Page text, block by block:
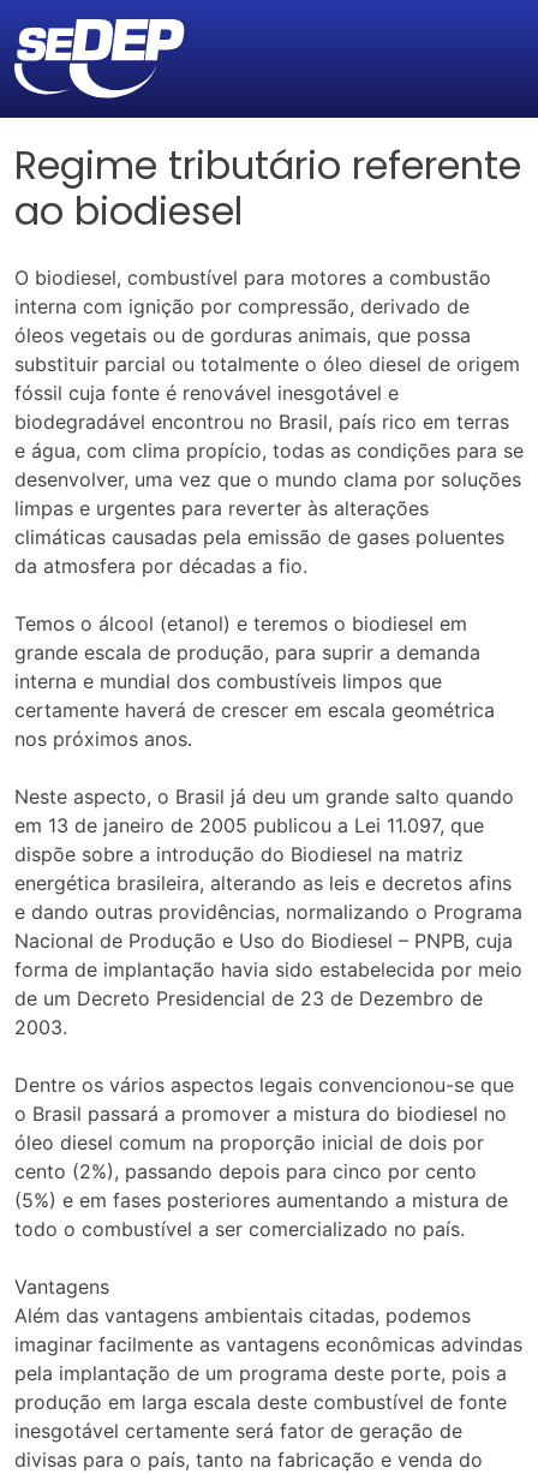
Regime tributário referente
ao biodiesel
O biodiesel, combustível para motores a combustão
interna com ignição por compressão, derivado de
óleos vegetais ou de gorduras animais, que possa
substituir parcial ou totalmente o óleo diesel de origem
fóssil cuja fonte é renovável inesgotável e
biodegradável encontrou no Brasil, país rico em terras
e água, com clima propício, todas as condições para se
desenvolver, uma vez que o mundo clama por soluções
limpas e urgentes para reverter às alterações
climáticas causadas pela emissão de gases poluentes
da atmosfera por décadas a fio.
Temos o álcool (etanol) e teremos o biodiesel em
grande escala de produção, para suprir a demanda
interna e mundial dos combustíveis limpos que
certamente haverá de crescer em escala geométrica
nos próximos anos.
Neste aspecto, o Brasil já deu um grande salto quando
em 13 de janeiro de 2005 publicou a Lei 11.097, que
dispõe sobre a introdução do Biodiesel na matriz
energética brasileira, alterando as leis e decretos afins
e dando outras providências, normalizando o Programa
Nacional de Produção e Uso do Biodiesel – PNPB, cuja
forma de implantação havia sido estabelecida por meio
de um Decreto Presidencial de 23 de Dezembro de
2003.
Dentre os vários aspectos legais convencionou-se que
o Brasil passará a promover a mistura do biodiesel no
óleo diesel comum na proporção inicial de dois por
cento (2%), passando depois para cinco por cento
(5%) e em fases posteriores aumentando a mistura de
todo o combustível a ser comercializado no país.
Vantagens
Além das vantagens ambientais citadas, podemos
imaginar facilmente as vantagens econômicas advindas
pela implantação de um programa deste porte, pois a
produção em larga escala deste combustível de fonte
inesgotável certamente será fator de geração de
divisas para o país, tanto na fabricação e venda do